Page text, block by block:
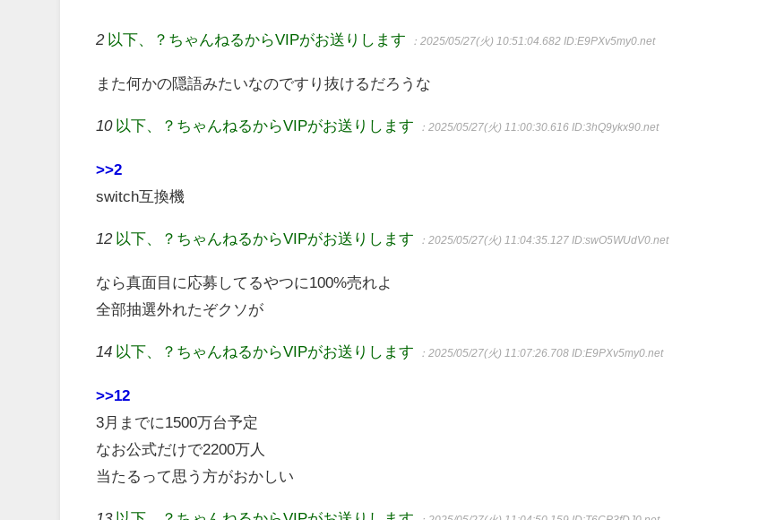
2 以下、？ちゃんねるからVIPがお送りします ：2025/05/27(火) 10:51:04.682ID:E9PXv5my0.net
また何かの隠語みたいなのですり抜けるだろうな
10 以下、？ちゃんねるからVIPがお送りします ：2025/05/27(火) 11:00:30.616ID:3hQ9ykx90.net
>>2
switch互換機
12 以下、？ちゃんねるからVIPがお送りします ：2025/05/27(火) 11:04:35.127ID:swO5WUdV0.net
なら真面目に応募してるやつに100%売れよ
全部抽選外れたぞクソが
14 以下、？ちゃんねるからVIPがお送りします ：2025/05/27(火) 11:07:26.708ID:E9PXv5my0.net
>>12
3月までに1500万台予定
なお公式だけで2200万人
当たるって思う方がおかしい